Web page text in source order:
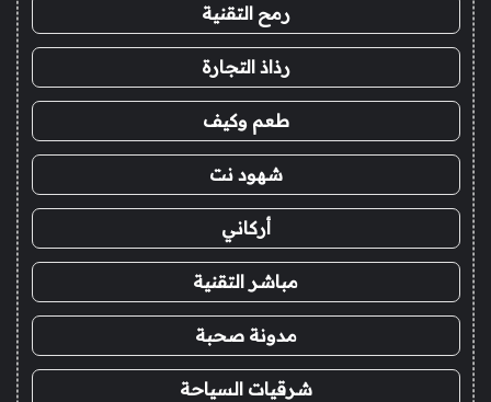
رمح التقنية
رذاذ التجارة
طعم وكيف
شهود نت
أركاني
مباشر التقنية
مدونة صحبة
شرقيات السياحة